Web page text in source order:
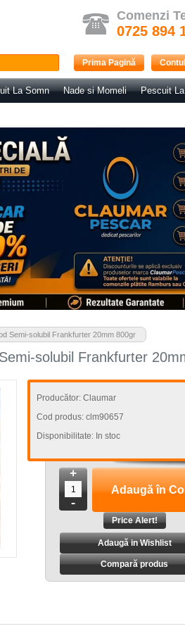
Comenzi
0725 894
Prima Pagină
La Somn Nade si Momeli Pescuit
Semi-solubil Frankfurter 20mm 800gr
solubil Frankfurter
Producător: Claumar
Cod produs: clm90657
Disponibilitate: In stoc
+
-
Adaugă in Wishlist
Compară produs